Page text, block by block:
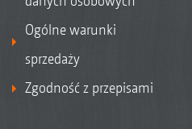
Ogólne warunki
sprzedaży
Zgodność z przepisami